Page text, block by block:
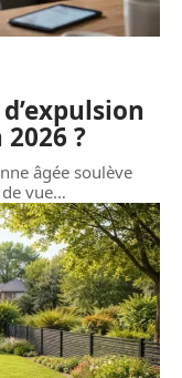
?
âgée soulève
vue…